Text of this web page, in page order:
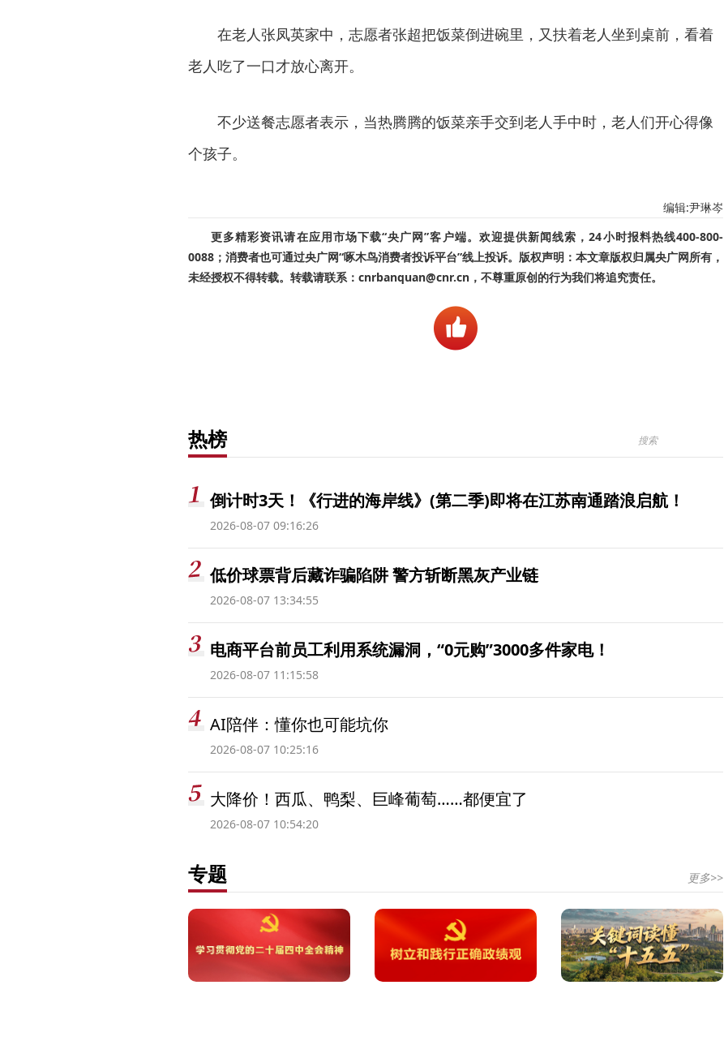
在老人张凤英家中，志愿者张超把饭菜倒进碗里，又扶着老人坐到桌前，看着
老人吃了一口才放心离开。
不少送餐志愿者表示，当热腾腾的饭菜亲手交到老人手中时，老人们开心得像
个孩子。
编辑:尹琳岑
更多精彩资讯请在应用市场下载“央广网”客户端。欢迎提供新闻线索，24小时报料热线400-800-
0088；消费者也可通过央广网“啄木鸟消费者投诉平台”线上投诉。版权声明：本文章版权归属央广网所有，
未经授权不得转载。转载请联系：cnrbanquan@cnr.cn，不尊重原创的行为我们将追究责任。
热榜
倒计时3天！《行进的海岸线》(第二季)即将在江苏南通踏浪启航！
2026-08-07 09:16:26
低价球票背后藏诈骗陷阱 警方斩断黑灰产业链
2026-08-07 13:34:55
电商平台前员工利用系统漏洞，“0元购”3000多件家电！
2026-08-07 11:15:58
AI陪伴：懂你也可能坑你
2026-08-07 10:25:16
大降价！西瓜、鸭梨、巨峰葡萄……都便宜了
2026-08-07 10:54:20
专题 更多>>